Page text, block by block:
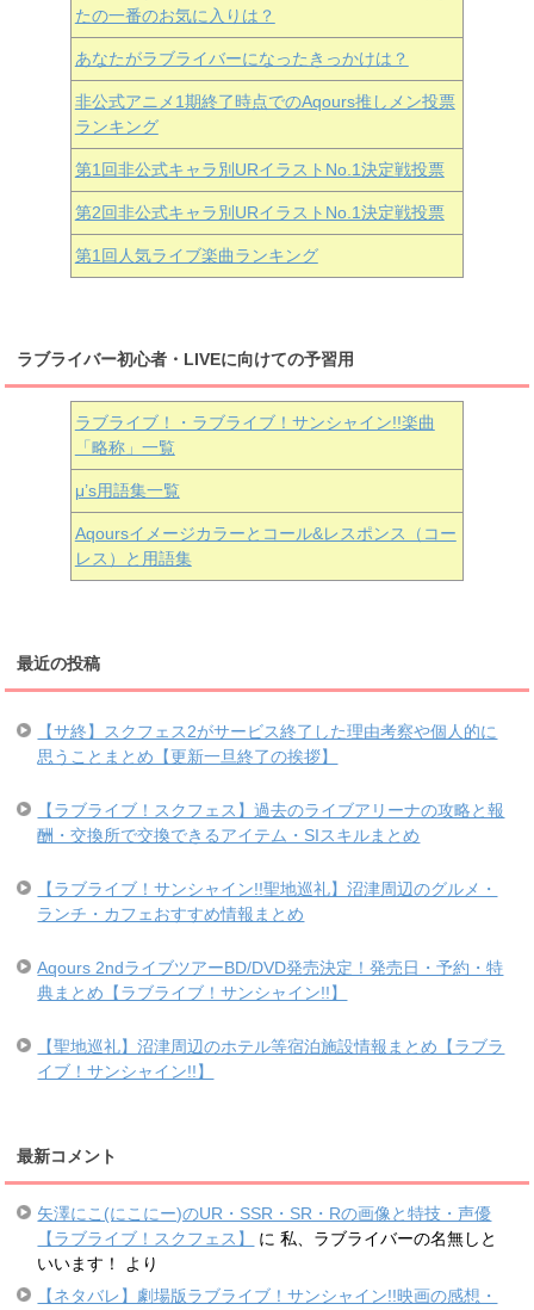
たの一番のお気に入りは？
あなたがラブライバーになったきっかけは？
非公式アニメ1期終了時点でのAqours推しメン投票
ランキング
第1回非公式キャラ別URイラストNo.1決定戦投票
第2回非公式キャラ別URイラストNo.1決定戦投票
第1回人気ライブ楽曲ランキング
ラブライバー初心者・LIVEに向けての予習用
ラブライブ！・ラブライブ！サンシャイン!!楽曲
「略称」一覧
μ’s用語集一覧
Aqoursイメージカラーとコール&レスポンス（コー
レス）と用語集
最近の投稿
【サ終】スクフェス2がサービス終了した理由考察や個人的に
思うことまとめ【更新一旦終了の挨拶】
【ラブライブ！スクフェス】過去のライブアリーナの攻略と報
酬・交換所で交換できるアイテム・SIスキルまとめ
【ラブライブ！サンシャイン!!聖地巡礼】沼津周辺のグルメ・
ランチ・カフェおすすめ情報まとめ
Aqours 2ndライブツアーBD/DVD発売決定！発売日・予約・特
典まとめ【ラブライブ！サンシャイン!!】
【聖地巡礼】沼津周辺のホテル等宿泊施設情報まとめ【ラブラ
イブ！サンシャイン!!】
最新コメント
矢澤にこ(にこにー)のUR・SSR・SR・Rの画像と特技・声優
【ラブライブ！スクフェス】
に私、ラブライバーの名無しと
いいます！
より
【ネタバレ】劇場版ラブライブ！サンシャイン!!映画の感想・